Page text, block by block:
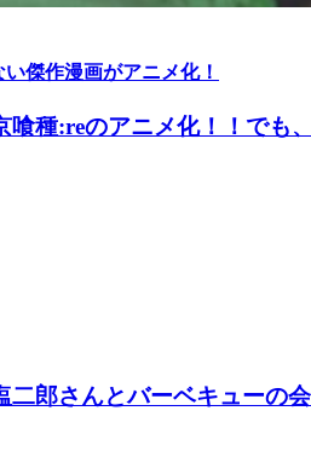
傑作漫画がアニメ化！
喰種:reのアニメ化！！でも
二郎さんとバーベキューの会